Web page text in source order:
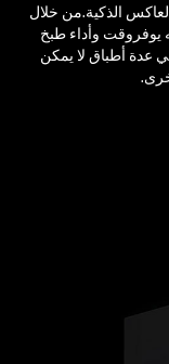
الذكية.من خلال
(1200 واط*)، فإنه يوفروقت وأداء طبخ
عدة أطباق لا يمكن